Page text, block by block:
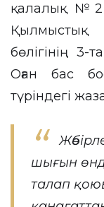
қалалық №2
Қылмыстық
бөлігінің 3-
Оған бас
түріндегі
шығын
талап